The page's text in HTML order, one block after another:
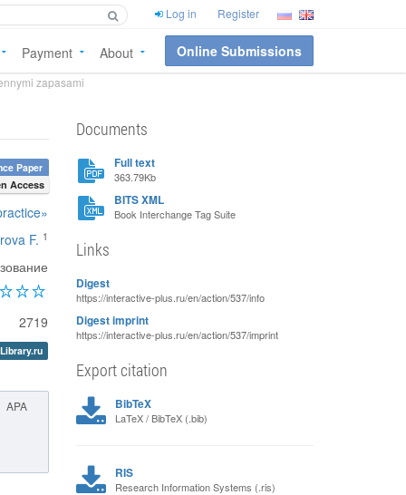
Log in Register
Payment About Online Submissions
zapasami
Paper
Access
F. 1
2719
APA
Documents
Full text
363.79Kb
BITS XML
Book Interchange Tag Suite
Links
Digest
https://interactive-plus.ru/en/action/537/info
Digest imprint
https://interactive-plus.ru/en/action/537/imprint
Export citation
BibTeX
LaTeX / BibTeX (.bib)
RIS
Research Information Systems (.ris)